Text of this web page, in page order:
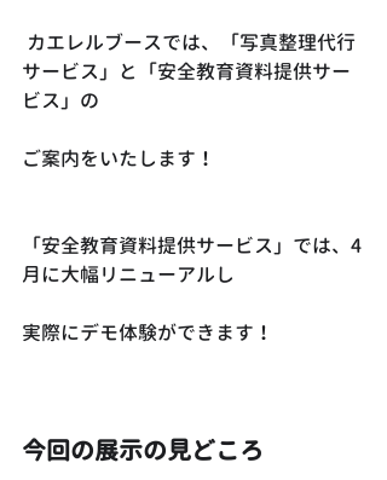
サービス」と「安全教育資料提供サー
ビス」の
ご案内をいたします！
「安全教育資料提供サービス」では、4
月に大幅リニューアルし
実際にデモ体験ができます！
今回の展示の見どころ